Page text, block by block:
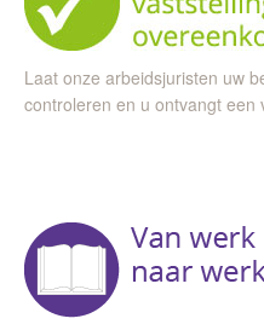
Laat onze arbeidsjuristen uw
controleren en u ontvangt een